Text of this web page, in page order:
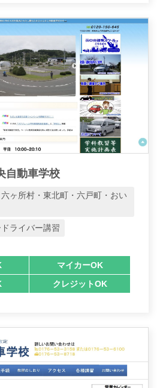
自動車学校
ヶ所村・東北町・六戸町・おい
ライバー講習
マイカーOK
クレジットOK